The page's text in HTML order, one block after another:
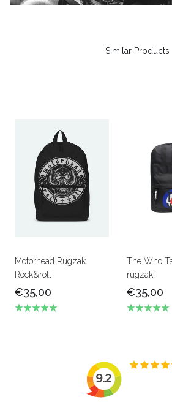
Similar Products
Motorhead Rugzak
Rock&roll
€35,00
The Who
rugzak
€35,00